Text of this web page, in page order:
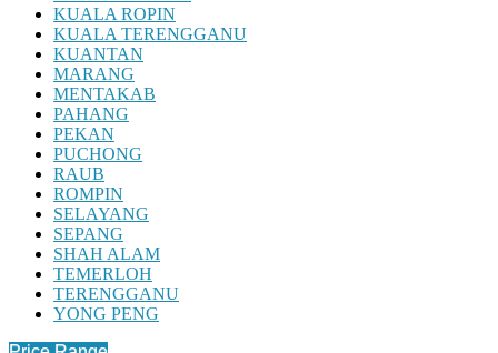
KUALA ROPIN
KUALA TERENGGANU
KUANTAN
MARANG
MENTAKAB
PAHANG
PEKAN
PUCHONG
RAUB
ROMPIN
SELAYANG
SEPANG
SHAH ALAM
TEMERLOH
TERENGGANU
YONG PENG